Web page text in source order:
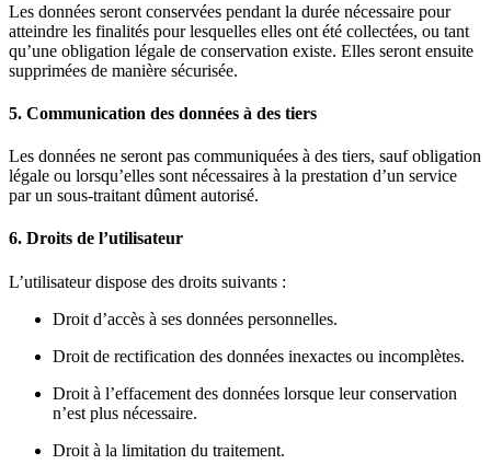
Les données seront conservées pendant la durée nécessaire pour
atteindre les finalités pour lesquelles elles ont été collectées, ou tant
qu’une obligation légale de conservation existe. Elles seront ensuite
supprimées de manière sécurisée.
5. Communication des données à des tiers
Les données ne seront pas communiquées à des tiers, sauf obligation
légale ou lorsqu’elles sont nécessaires à la prestation d’un service
par un sous-traitant dûment autorisé.
6. Droits de l’utilisateur
L’utilisateur dispose des droits suivants :
Droit d’accès à ses données personnelles.
Droit de rectification des données inexactes ou incomplètes.
Droit à l’effacement des données lorsque leur conservation
n’est plus nécessaire.
Droit à la limitation du traitement.